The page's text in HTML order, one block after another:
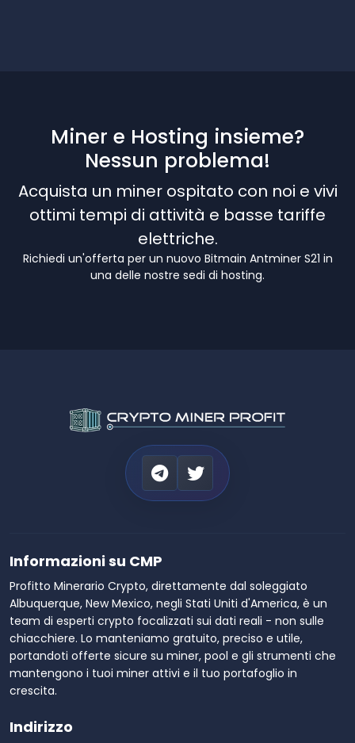
Miner e Hosting insieme?
Nessun problema!
Acquista un miner ospitato con noi e vivi
ottimi tempi di attività e basse tariffe
elettriche.
Richiedi un'offerta per un nuovo Bitmain Antminer S21 in
una delle nostre sedi di hosting.
Informazioni su CMP
Profitto Minerario Crypto, direttamente dal soleggiato
Albuquerque, New Mexico, negli Stati Uniti d'America, è un
team di esperti crypto focalizzati sui dati reali - non sulle
chiacchiere. Lo manteniamo gratuito, preciso e utile,
portandoti offerte sicure su miner, pool e gli strumenti che
mantengono i tuoi miner attivi e il tuo portafoglio in
crescita.
Indirizzo